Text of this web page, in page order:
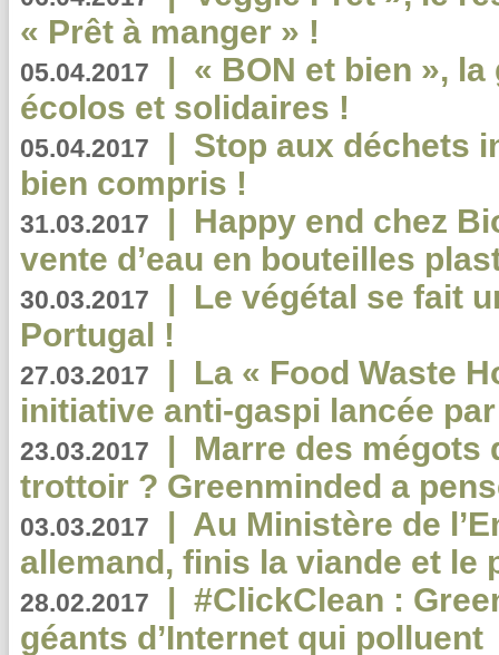
« Prêt à manger » !
05.04.2017 | « BON et bien »,
écolos et solidaires !
05.04.2017 | Stop aux déchets
bien compris !
31.03.2017 | Happy end chez
vente d’eau en bouteilles
30.03.2017 | Le végétal se fait
Portugal !
27.03.2017 | La « Food Waste
initiative anti-gaspi lancée
23.03.2017 | Marre des mégots
trottoir ? Greenminded a
03.03.2017 | Au Ministère de
allemand, finis la viande et le
28.02.2017 | #ClickClean :
géants d’Internet qui polluent